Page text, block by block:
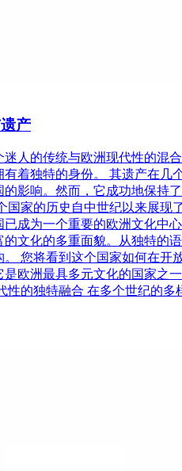
产
迷人的传统与欧洲现代性的混
有着独特的身份。 其遗产在几
影响。然而，它成功地保持
国家的历史自中世纪以来展现
成为一个重要的欧洲文化中
文化的多重面貌。从独特的
您将看到这个国家如何在开
欧洲最具多元文化的国家之
性的独特融合 在多个世纪的多